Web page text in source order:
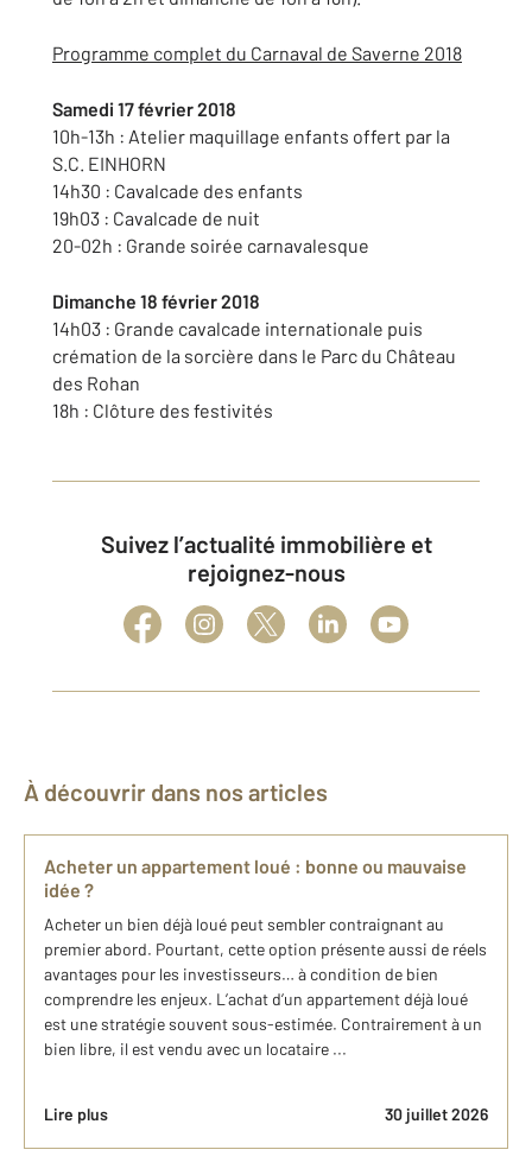
Programme complet du Carnaval de Saverne 2018
Samedi 17 février 2018
10h-13h : Atelier maquillage enfants offert par la
S.C. EINHORN
14h30 : Cavalcade des enfants
19h03 : Cavalcade de nuit
20-02h : Grande soirée carnavalesque
Dimanche 18 février 2018
14h03 : Grande cavalcade internationale puis
crémation de la sorcière dans le Parc du Château
des Rohan
18h : Clôture des festivités
Suivez l’actualité immobilière et
rejoignez-nous
À découvrir dans nos articles
Acheter un appartement loué : bonne ou mauvaise
idée ?
Acheter un bien déjà loué peut sembler contraignant au
premier abord. Pourtant, cette option présente aussi de réels
avantages pour les investisseurs… à condition de bien
comprendre les enjeux. L’achat d’un appartement déjà loué
est une stratégie souvent sous-estimée. Contrairement à un
bien libre, il est vendu avec un locataire ...
Lire plus 30 juillet 2026